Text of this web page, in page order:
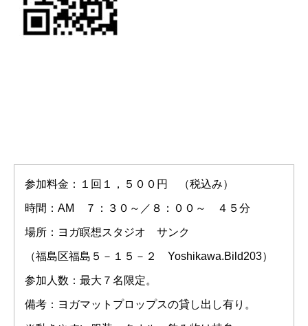
参加料金：１回１，５００円 （税込み）
時間：AM ７：３０～／８：００～ ４５分
場所：ヨガ瞑想スタジオ サンク
（福島区福島５－１５－２ Yoshikawa.Bild203）
参加人数：最大７名限定。
備考：ヨガマットプロップスの貸し出し有り。